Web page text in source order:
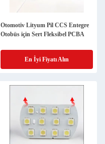
Otomotiv Lityum Pil CCS Entegre
Otobüs için Sert Fleksibel PCBA
En İyi Fiyatı Alın